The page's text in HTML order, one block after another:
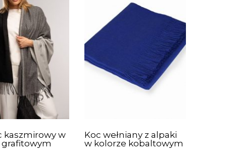
kaszmirowy w
grafitowym
Koc wełniany z alpaki
w kolorze kobaltowym